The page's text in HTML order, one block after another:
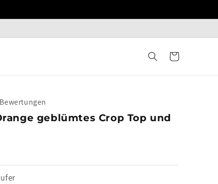
Warenkorb
geblümtes Crop Top und